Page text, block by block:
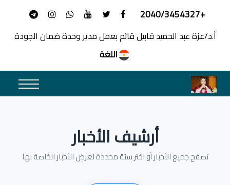
+2040/3454327
أ.د/عزة عبد الحميد قابيل قائم بعمل مدير وحدة ضمان الجودة
اللغة
أرشيف الأخبار
تصفح جميع الأخبار أو اختر سنة محددة لعرض الأخبار الخاصة بها